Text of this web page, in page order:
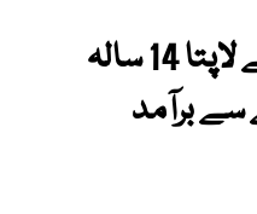
فیصل آباد: مدرسے سے لاپتا 14 سالہ
سے برآمد